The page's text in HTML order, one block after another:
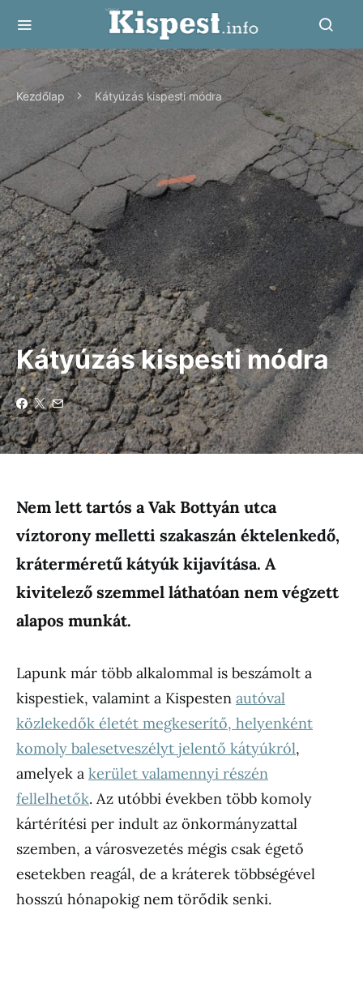
Kezdőlap Kátyúzás kispesti módra
Kátyúzás kispesti módra
Nem lett tartós a Vak Bottyán utca
víztorony melletti szakaszán éktelenkedő,
kráterméretű kátyúk kijavítása. A
kivitelező szemmel láthatóan nem végzett
alapos munkát.
Lapunk már több alkalommal is beszámolt a
kispestiek, valamint a Kispesten autóval
közlekedők életét megkeserítő, helyenként
komoly balesetveszélyt jelentő kátyúkról,
amelyek a kerület valamennyi részén
fellelhetők. Az utóbbi években több komoly
kártérítési per indult az önkormányzattal
szemben, a városvezetés mégis csak égető
esetekben reagál, de a kráterek többségével
hosszú hónapokig nem törődik senki.